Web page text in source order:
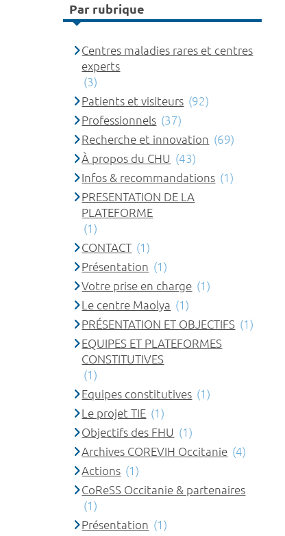
Par rubrique
Centres maladies rares et centres
experts
(3)
Patients et visiteurs (92)
Professionnels (37)
Recherche et innovation (69)
À propos du CHU (43)
Infos & recommandations (1)
PRESENTATION DE LA
PLATEFORME
(1)
CONTACT (1)
Présentation (1)
Votre prise en charge (1)
Le centre Maolya (1)
PRÉSENTATION ET OBJECTIFS (1)
EQUIPES ET PLATEFORMES
CONSTITUTIVES
(1)
Equipes constitutives (1)
Le projet TIE (1)
Objectifs des FHU (1)
Archives COREVIH Occitanie (4)
Actions (1)
CoReSS Occitanie & partenaires
(1)
Présentation (1)